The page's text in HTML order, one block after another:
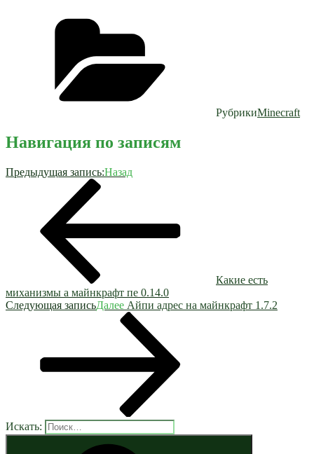
РубрикиMinecraft
Навигация по записям
Предыдущая запись:Назад
Какие есть
миханизмы а майнкрафт пе 0.14.0
Следующая записьДалее Айпи адрес на майнкрафт 1.7.2
Искать: